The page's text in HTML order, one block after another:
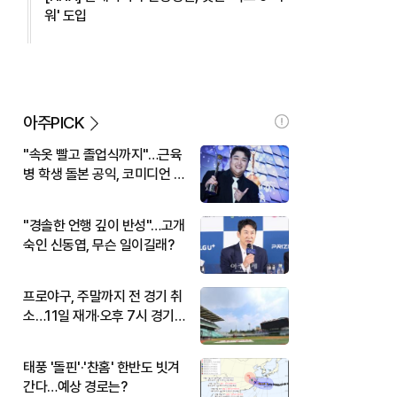
워' 도입
아주PICK
"속옷 빨고 졸업식까지"…근육
병 학생 돌본 공익, 코미디언 김
"경솔한 언행 깊이 반성"…고개
숙인 신동엽, 무슨 일이길래?
프로야구, 주말까지 전 경기 취
소…11일 재개·오후 7시 경기
태풍 '돌핀'·'찬홈' 한반도 빗겨
간다…예상 경로는?